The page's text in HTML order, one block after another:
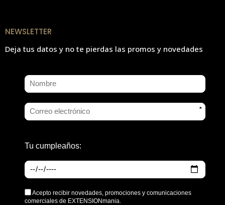
NEWSLETTER
Deja tus datos y no te pierdas las promos y novedades
*
Tu cumpleaños:
Acepto recibir novedades, promociones y comunicaciones
comerciales de EXTENSIONmania.